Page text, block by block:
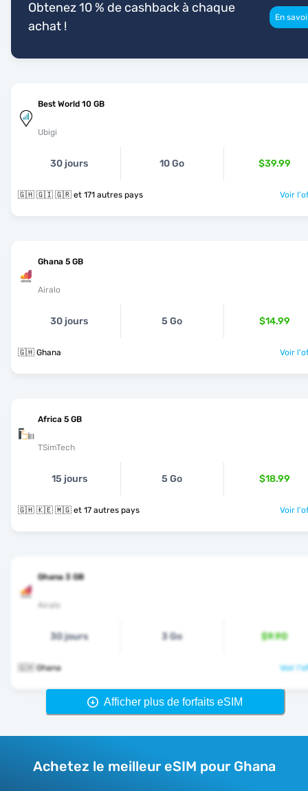
Obtenez 10 % de cashback à chaque
achat !
En
Best World 10 GB
Ubigi
30 jours 10 Go $39.99
🇬🇭 🇬🇮 🇬🇷 et 171 autres pays Voir
Ghana 5 GB
Airalo
30 jours 5 Go $14.99
🇬🇭 Ghana Voir
Africa 5 GB
TSimTech
15 jours 5 Go $18.99
🇬🇭 🇰🇪 🇲🇬 et 17 autres pays Voir
Ghana 3 GB
Airalo
30 jours 3 Go $9.90
🇬🇭 Ghana Voir
Afficher plus de forfaits eSIM
Achetez le meilleur eSIM pour Ghana